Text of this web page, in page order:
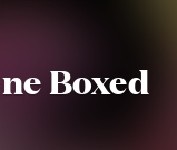
Boxed